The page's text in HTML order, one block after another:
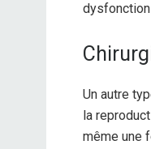
Un autre
la
même une